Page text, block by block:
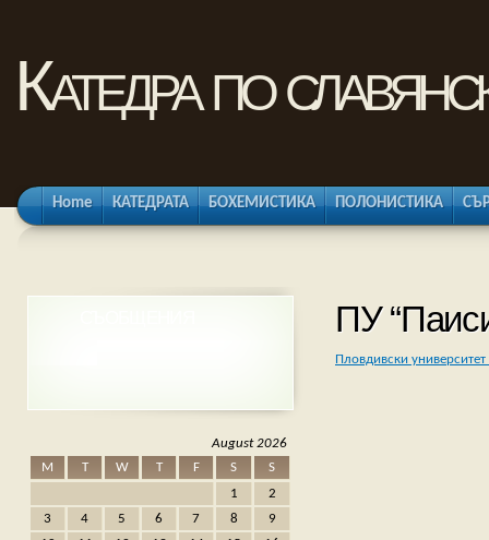
Катедра по
Home КАТЕДРАТА БОХЕМИСТИКА ПОЛОНИСТИКА
ПУ
Пловдивски
August 2026
M
T W T F S
S
1
2
3
4 5 6 7 8
9